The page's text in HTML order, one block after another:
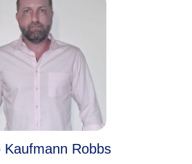
Kaufmann Robbs